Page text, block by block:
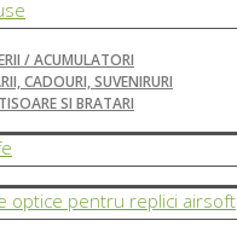
/ ACUMULATORI
CADOURI, SUVENIRURI
SI BRATARI
optice pentru replici airsoft